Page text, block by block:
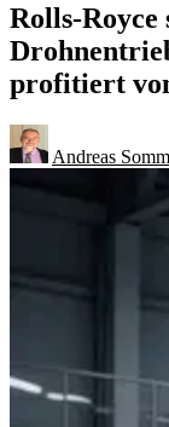
Rolls-
profitiert
Andreas